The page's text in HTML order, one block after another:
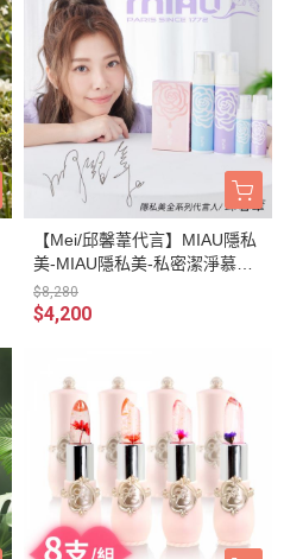
【Mei/邱馨葦代言】MIAU隱私
美-MIAU隱私美-私密潔淨慕斯2
00ml/私密防護噴霧30ml/私密p
H值/私密清潔/私密保養/打造私
$8,280
$4,200